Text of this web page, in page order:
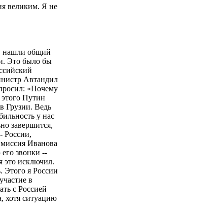
великим. Я не
нашли общий
Это было бы
Автандил
«Почему
этого Путин
Грузии. Ведь
у нас
завершится,
России,
Иванова
звонки --
это исключил.
Этого я России
в
с Россией
хотя ситуацию